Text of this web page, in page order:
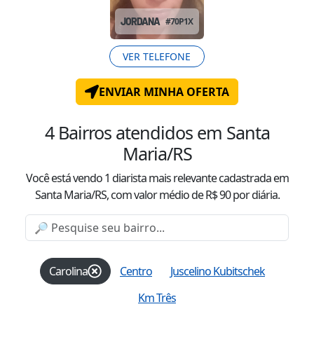
JORDANA #70P1XUHF
VER TELEFONE
ENVIAR MINHA OFERTA
4 Bairros atendidos em Santa
Maria/RS
Você está vendo1 diarista mais relevante cadastrada em
Santa Maria/RS, com valormédiode R$90por diária.
Carolina Centro
Juscelino Kubitschek
Km Três